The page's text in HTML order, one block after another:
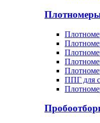
ППГ для